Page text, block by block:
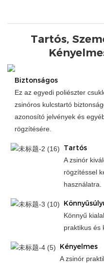
Tartós,
Biztonságos
Ez az egyedi poliészter
zsinóros kulcstartó
azonosító jelvények és
rögzítésére.
Tartós
A zsinór
rögzítéssel
használatra.
Könnyű
praktikus és
Kényelmes
A zsinór